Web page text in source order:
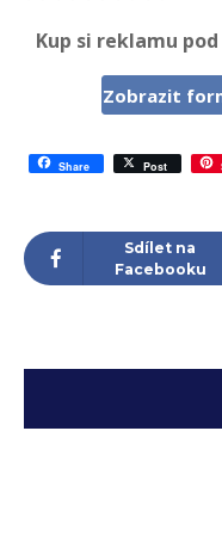
Kup si reklamu
Zobrazit
Share Post
Sdílet na
Facebooku